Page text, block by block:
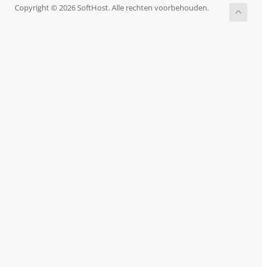
Copyright © 2026 SoftHost. Alle rechten voorbehouden.